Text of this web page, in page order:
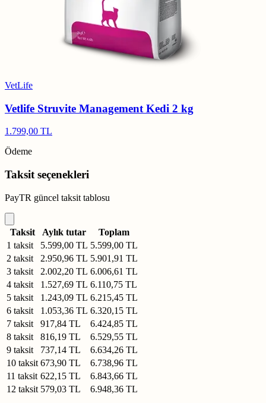
VetLife
Vetlife Struvite Management Kedi 2 kg
1.799,00 TL
Ödeme
Taksit seçenekleri
PayTR güncel taksit tablosu
Taksit Aylık tutar
Toplam
1 taksit
5.599,00 TL 5.599,00 TL
2 taksit
2.950,96 TL 5.901,91 TL
3 taksit
2.002,20 TL 6.006,61 TL
4 taksit
1.527,69 TL 6.110,75 TL
5 taksit
1.243,09 TL 6.215,45 TL
6 taksit
1.053,36 TL 6.320,15 TL
7 taksit
917,84 TL
6.424,85 TL
8 taksit
816,19 TL
6.529,55 TL
9 taksit
737,14 TL
6.634,26 TL
10 taksit 673,90 TL
6.738,96 TL
11 taksit 622,15 TL
6.843,66 TL
12 taksit 579,03 TL 6.948,36 TL